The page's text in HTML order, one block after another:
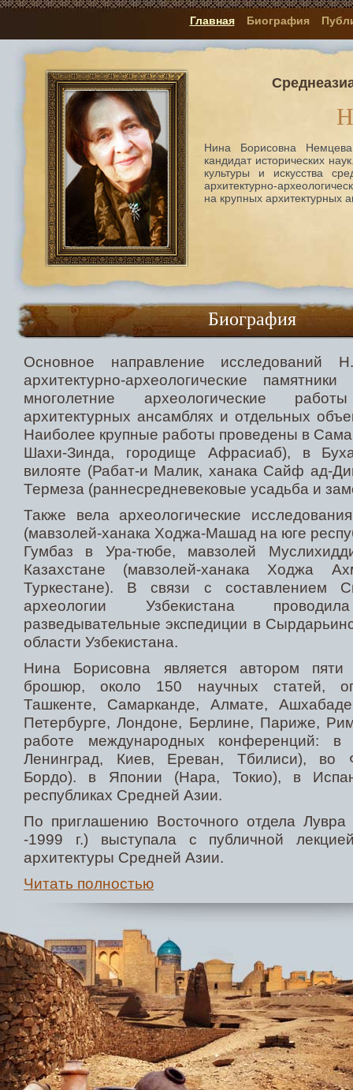
Главная Биография
Нина Борисовна Немцева
кандидат исторических
культуры и искусства
архитектурно-
на крупных архитектурных
Биография
Основное направление исследований
архитектурно-археологические
многолетние археологические
архитектурных ансамблях и отдельных
Наиболее крупные работы проведены в
Шахи-Зинда, городище Афрасиаб), в
вилояте (Рабат-и Малик, ханака Сайф ад-
Термеза (раннесредневековые усадьба и
Также вела археологические
(мавзолей-ханака Ходжа-Машад на юге
Гумбаз в Ура-тюбе, мавзолей
Казахстане (мавзолей-ханака Ходжа
Туркестане). В связи с составлением
археологии Узбекистана
разведывательные экспедиции в
области Узбекистана.
Нина Борисовна является автором пяти
брошюр, около 150 научных статей,
Ташкенте, Самарканде, Алмате,
Петербурге, Лондоне, Берлине, Париже,
работе международных конференций: в
Ленинград, Киев, Ереван, Тбилиси), во
Бордо). в Японии (Нара, Токио), в
республиках Средней Азии.
По приглашению Восточного отдела
-1999 г.) выступала с публичной
архитектуры Средней Азии.
Читать полностью